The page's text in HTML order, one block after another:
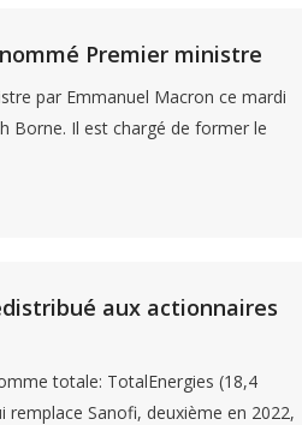
Premier ministre
par Emmanuel Macron ce mardi
Borne. Il est chargé de former le
aux actionnaires
totale: TotalEnergies (18,4
remplace Sanofi, deuxième en 2022,